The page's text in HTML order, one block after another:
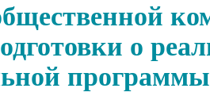
о
программы